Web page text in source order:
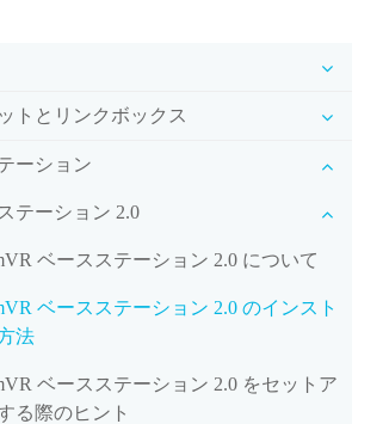
トとリンクボックス
ーション
テーション 2.0
ベースステーション 2.0 について
ベースステーション 2.0 のインスト
法
ベースステーション 2.0 をセットア
る際のヒント